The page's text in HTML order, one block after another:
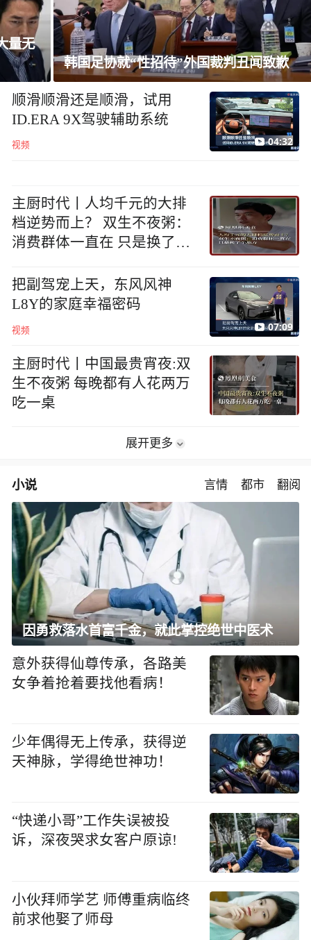
韩国足协就“性招待”外国裁判丑闻致歉
顺滑顺滑还是顺滑，试用
ID.ERA 9X驾驶辅助系统
视频 04:32
主厨时代丨人均千元的大排
档逆势而上？ 双生不夜粥：
消费群体一直在 只是换了个
把副驾宠上天，东风风神
L8Y的家庭幸福密码
视频 07:09
主厨时代丨中国最贵宵夜:双
生不夜粥 每晚都有人花两万
吃一桌
展开更多
小说 言情 都市 翻阅
因勇救落水首富千金，就此掌控绝世中医术
意外获得仙尊传承，各路美
女争着抢着要找他看病！
少年偶得无上传承，获得逆
天神脉，学得绝世神功！
“快递小哥”工作失误被投
诉，深夜哭求女客户原谅!
小伙拜师学艺 师傅重病临终
前求他娶了师母